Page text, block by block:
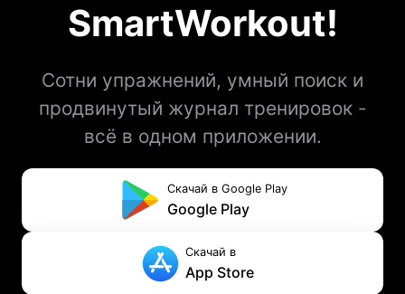
SmartWorkout!
Сотни упражнений, умный поиск и
продвинутый журнал тренировок -
всё в одном приложении.
Скачай в Google Play
Google Play
Скачай в
App Store